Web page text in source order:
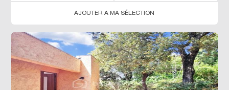
AJOUTER A MA SÉLECTION